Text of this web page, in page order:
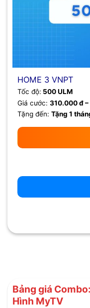
HOME 3 VNPT
Tốc độ: 500 ULM
Giá cước: 310.000 đ
Tặng đến: Tặng 1
Bảng giá
Hình MyTV